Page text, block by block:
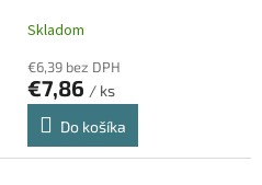
Skladom
€6,39 bez DPH
€7,86 / ks
Do košíka